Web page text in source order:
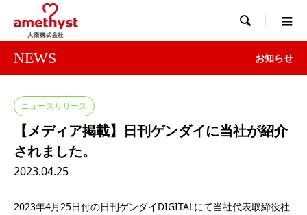

NEWS お知らせ
ニュースリリース
【メディア掲載】日刊ゲンダイに当社が紹介
されました。
2023.04.25
2023年4月25日付の日刊ゲンダイDIGITALにて当社代表取締役社